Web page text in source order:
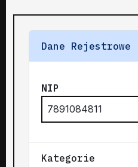
Dane Rejestrowe
NIP
7891084811
Kategorie